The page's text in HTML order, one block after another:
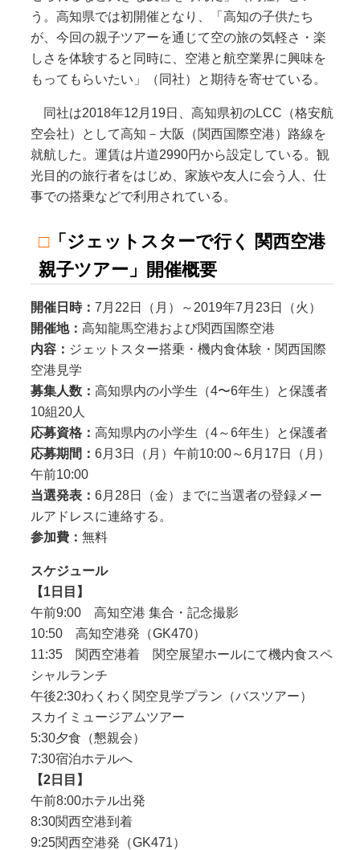
う。高知県では初開催となり、「高知の子供たち
が、今回の親子ツアーを通じて空の旅の気軽さ・楽
しさを体験すると同時に、空港と航空業界に興味を
もってもらいたい」（同社）と期待を寄せている。
同社は2018年12月19日、高知県初のLCC（格安航
空会社）として高知－大阪（関西国際空港）路線を
就航した。運賃は片道2990円から設定している。観
光目的の旅行者をはじめ、家族や友人に会う人、仕
事での搭乗などで利用されている。
□「ジェットスターで行く 関西空港
親子ツアー」開催概要
開催日時： 7月22日（月）～2019年7月23日（火）
開催地： 高知龍馬空港および関西国際空港
内容： ジェットスター搭乗・機内食体験・関西国際
空港見学
募集人数： 高知県内の小学生（4〜6年生）と保護者
10組20人
応募資格： 高知県内の小学生（4～6年生）と保護者
応募期間： 6月3日（月）午前10:00～6月17日（月）
午前10:00
当選発表： 6月28日（金）までに当選者の登録メー
ルアドレスに連絡する。
参加費： 無料
スケジュール
【1日目】
午前9:00 高知空港 集合・記念撮影
10:50 高知空港発（GK470）
11:35 関西空港着 関空展望ホールにて機内食スペ
シャルランチ
午後2:30わくわく関空見学プラン（バスツアー）
スカイミュージアムツアー
5:30夕食（懇親会）
7:30宿泊ホテルへ
【2日目】
午前8:00ホテル出発
8:30関西空港到着
9:25関西空港発（GK471）